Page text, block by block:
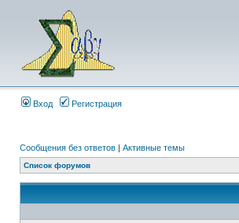
Вход Регистрация
Сообщения без ответов | Активные темы
Список форумов